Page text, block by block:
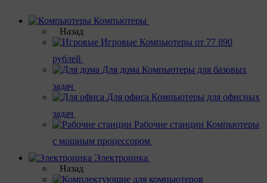
Компьютеры
Назад
Игровые Компьютеры от 77 890
рублей
Для дома Компьютеры для базовых
задач
Для офиса Компьютеры для офисных
задач
Рабочие станции Компьютеры
с мощным процессором
Электроника
Назад